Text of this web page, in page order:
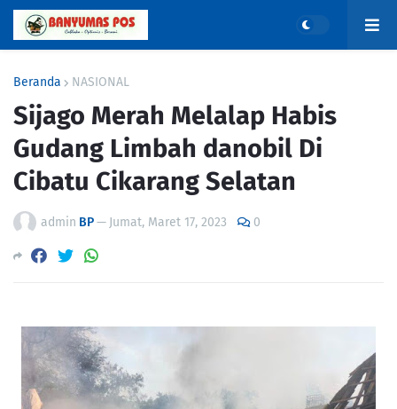
Beranda NASIONAL
Sijago Merah Melalap Habis
Gudang Limbah danobil Di
Cibatu Cikarang Selatan
admin BP— Jumat, Maret 17, 2023 0